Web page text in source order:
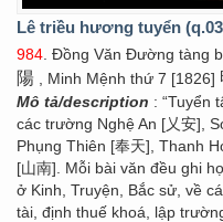
Lê triều hương tuyển
984 . Đồng Văn Đường tàng
陽 , Minh Mệnh thứ 7 [1826]
Mô tả/description : “Tuyển
các trường Nghệ An [乂安],
Phụng Thiên [奉天], Thanh
[山南]. Mỗi bài văn đều ghi
ở Kinh, Truyện, Bắc sử, về
tài, định thuế khoá, lập